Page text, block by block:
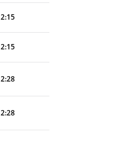
2:15
2:15
2:28
2:28